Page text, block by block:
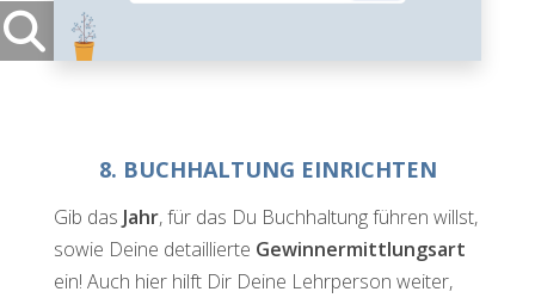
8. BUCHHALTUNG EINRICHTEN
Gib das Jahr, für das Du Buchhaltung führen willst,
sowie Deine detaillierte Gewinnermittlungsart
ein! Auch hier hilft Dir Deine Lehrperson weiter,